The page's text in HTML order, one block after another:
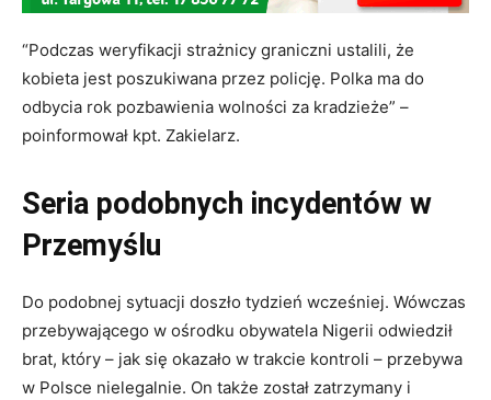
“Podczas weryfikacji strażnicy graniczni ustalili, że
kobieta jest poszukiwana przez policję. Polka ma do
odbycia rok pozbawienia wolności za kradzieże” –
poinformował kpt. Zakielarz.
Seria podobnych incydentów w
Przemyślu
Do podobnej sytuacji doszło tydzień wcześniej. Wówczas
przebywającego w ośrodku obywatela Nigerii odwiedził
brat, który – jak się okazało w trakcie kontroli – przebywa
w Polsce nielegalnie. On także został zatrzymany i